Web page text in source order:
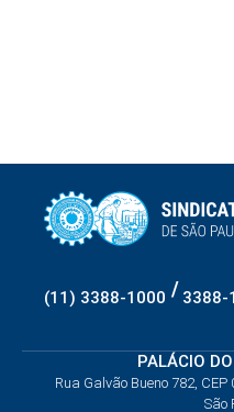
(11) 3388-1000 / 3388-
PALÁCIO
Rua Galvão Bueno 782,
São